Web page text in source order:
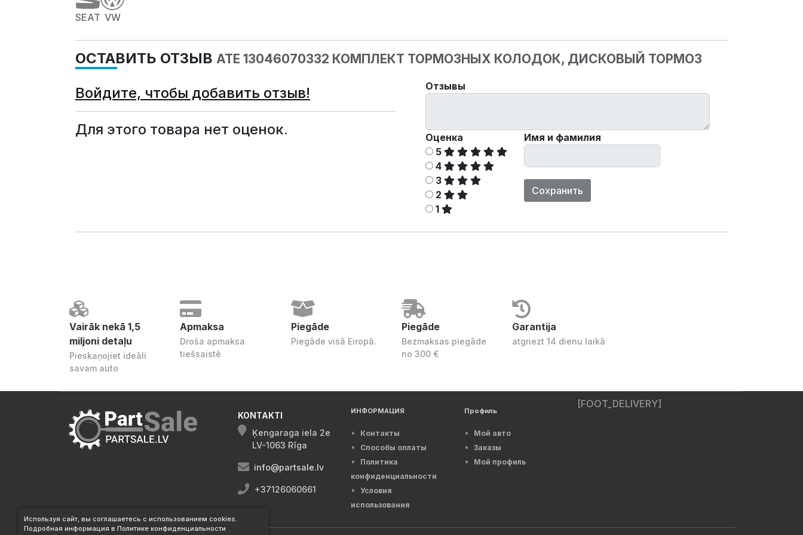
SEAT VW
ОСТАВИТЬ ОТЗЫВ ATE 13046070332 КОМПЛЕКТ ТОРМОЗНЫХ КОЛОДОК, ДИСКОВЫЙ ТОРМОЗ
Войдите, чтобы добавить отзыв!
Для этого товара нет оценок.
Отзывы
Оценка
5
4
3
2
1
Имя и фамилия
Сохранить
Vairāk nekā 1,5
miljoni detaļu
Pieskaņojiet ideāli
savam auto
Apmaksa
Droša apmaksa
tiešsaistē
Piegāde
Piegāde visā Eiropā.
Piegāde
Bezmaksas piegāde
no 300 €
Garantija
atgriezt 14 dienu laikā
KONTAKTI
Ķengaraga iela 2e
LV-1063 Rīga
info@partsale.lv
+37126060661
ИНФОРМАЦИЯ
Контакты
Способы оплаты
Политика
конфиденциальности
Условия
использования
Профиль
Мой авто
Заказы
Мой профиль
[FOOT_DELIVERY]
Используя сайт, вы соглашаетесь с использованием cookies.
Подробная информация в Политике конфиденциальности